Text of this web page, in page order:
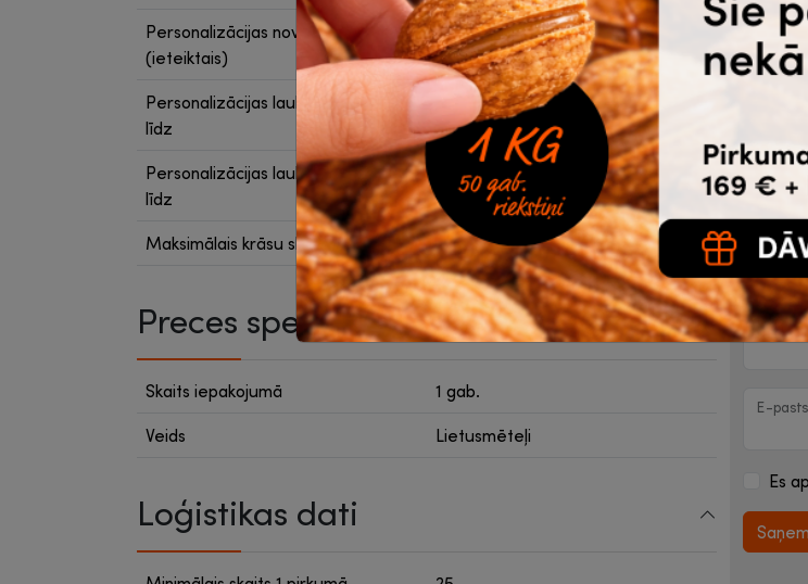
Personalizācijas novietojums
(ieteiktais)
priekšpuse
Personalizācijas laukuma garums
līdz
260 mm
Personalizācijas laukuma platums
līdz
200 mm
Maksimālais krāsu skaits 1
Preces specifikācija
Skaits iepakojumā 1 gab.
Veids Lietusmēteļi
Loģistikas dati
Vārds
E-pasts
Es